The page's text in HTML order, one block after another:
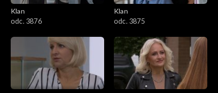
201–300
101–200
1–100
Klan
odc. 3876
Klan
odc. 3875